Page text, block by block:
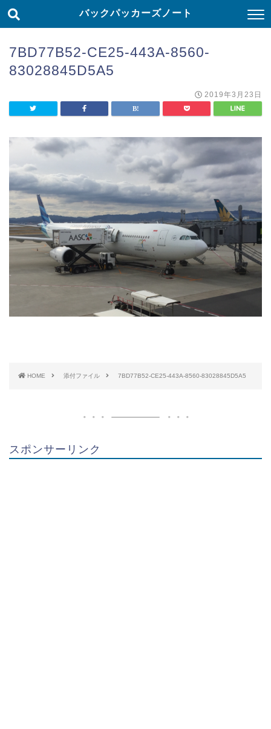
バックパッカーズノート
7BD77B52-CE25-443A-8560-
83028845D5A5
2019年3月23日
HOME 添付ファイル 7BD77B52-CE25-443A-8560-83028845D5A5
スポンサーリンク